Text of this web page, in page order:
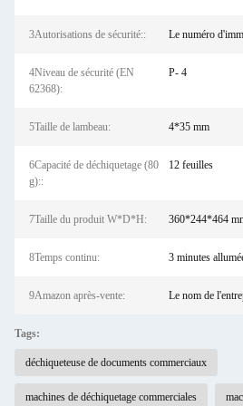
3Autorisations de sécurité:: Le numéro
4Niveau de sécurité (EN
62368):
P- 4
5Taille de lambeau: 4*35 mm
6Capacité de déchiquetage (80
g)::
12 feuilles
7Taille du produit W*D*H: 360*244*464
8Temps continu: 3 minutes
9Amazon après-vente: Le nom de
Tags:
déchiqueteuse de documents commerciaux
machines de déchiquetage commerciales